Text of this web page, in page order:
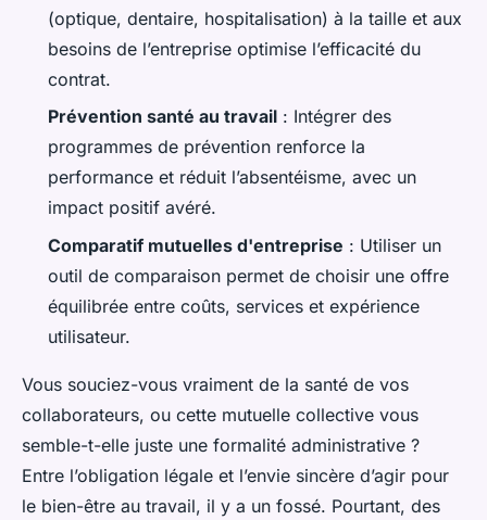
(optique, dentaire, hospitalisation) à la taille et aux
besoins de l’entreprise optimise l’efficacité du
contrat.
Prévention santé au travail : Intégrer des
programmes de prévention renforce la
performance et réduit l’absentéisme, avec un
impact positif avéré.
Comparatif mutuelles d'entreprise : Utiliser un
outil de comparaison permet de choisir une offre
équilibrée entre coûts, services et expérience
utilisateur.
Vous souciez-vous vraiment de la santé de vos
collaborateurs, ou cette mutuelle collective vous
semble-t-elle juste une formalité administrative ?
Entre l’obligation légale et l’envie sincère d’agir pour
le bien-être au travail, il y a un fossé. Pourtant, des